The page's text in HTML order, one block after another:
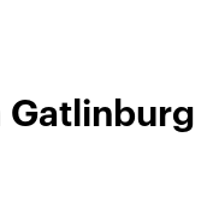
Gatlinburg